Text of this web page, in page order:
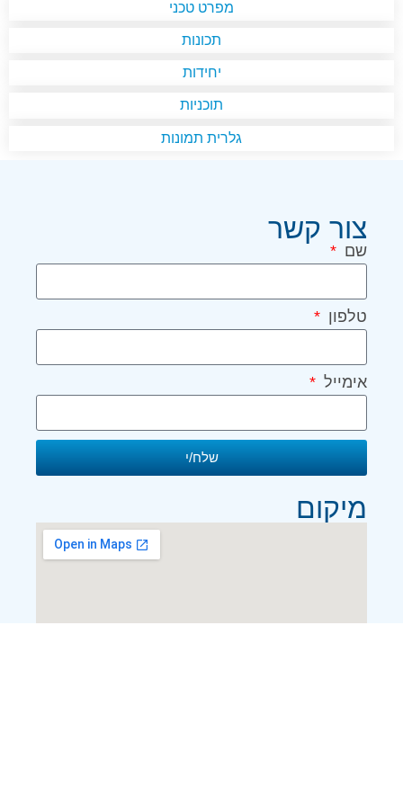
מפרט טכני
תכונות
יחידות
תוכניות
גלרית תמונות
צור קשר
שם
טלפון
אימייל
שלח/י
מיקום